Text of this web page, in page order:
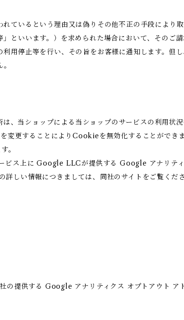
ているという理由又は偽りその他不正の手段により
といいます。）を求められた場合において、そのご
用停止等を行い、その旨をお客様に通知します。但
、当ショップによる当ショップのサービスの利用状
変更することによりCookieを無効化することができ
。
ービス上に Google LLCが提供する Google アナリテ
しい情報につきましては、同社のサイトをご覧くださ
提供する Google アナリティクス オプトアウト ア